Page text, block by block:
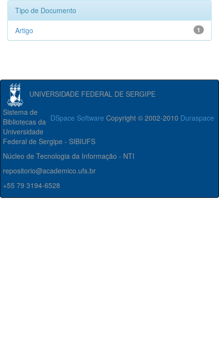
Tipo de Documento
1
Artigo
UNIVERSIDADE FEDERAL DE SERGIPE
DSpace Software Copyright © 2002-2010 Duraspace
Sistema de
Bibliotecas da
Universidade
Federal de Sergipe - SIBIUFS
Núcleo de Tecnologia da Informação - NTI
repositorio@academico.ufs.br
+55 79 3194-6528